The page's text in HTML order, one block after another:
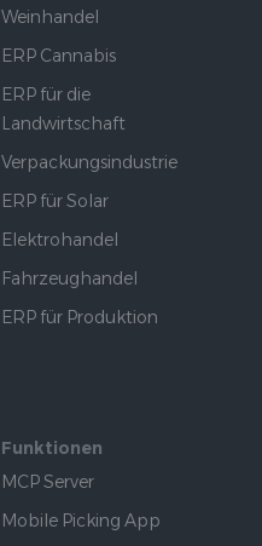
Weinhandel
ERP Cannabis
ERP für die
Landwirtschaft
Verpackungsindustrie
ERP für Solar
Elektrohandel
Fahrzeughandel
ERP für Produktion
Funktionen
MCP Server
Mobile Picking App